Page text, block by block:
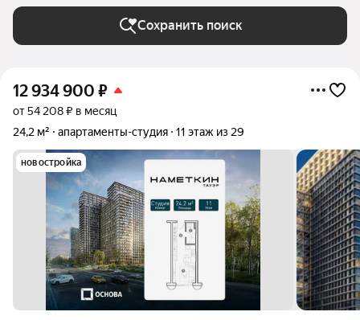
Сохранить поиск
12 934 900 ₽
от 54 208 ₽ в месяц
24,2 м²
апартаменты-студия 11 этаж из 29
новостройка